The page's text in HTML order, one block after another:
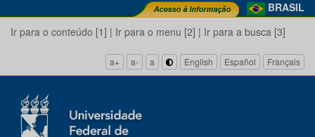
BRASIL
Ir para o conteúdo [1] | Ir para o menu [2] | Ir para a busca [3]
a+ a- a English Español Français